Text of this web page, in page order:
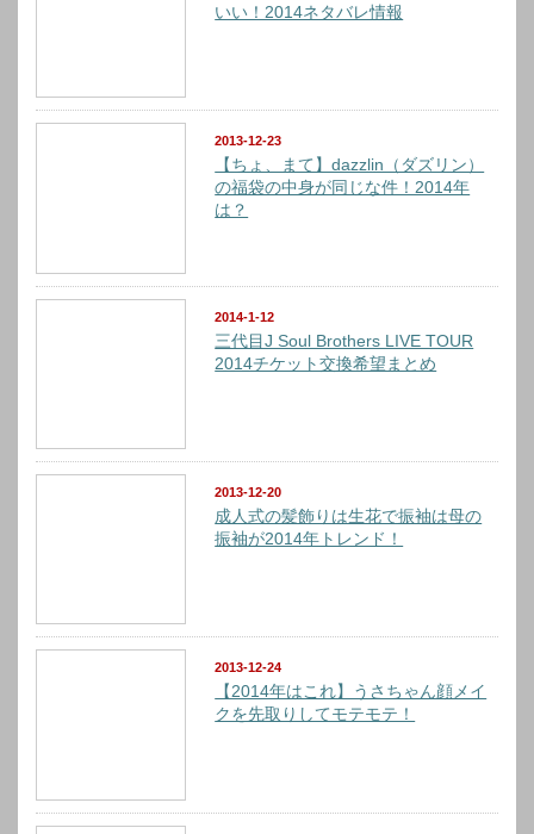
いい！2014ネタバレ情報
2013-12-23
【ちょ、まて】dazzlin（ダズリン）
の福袋の中身が同じな件！2014年
は？
2014-1-12
三代目J Soul Brothers LIVE TOUR
2014チケット交換希望まとめ
2013-12-20
成人式の髪飾りは生花で振袖は母の
振袖が2014年トレンド！
2013-12-24
【2014年はこれ】うさちゃん顔メイ
クを先取りしてモテモテ！